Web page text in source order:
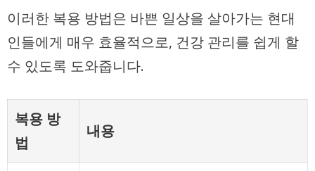
이러한 복용 방법은 바쁜 일상을 살아가는 현대
인들에게 매우 효율적으로, 건강 관리를 쉽게 할
수 있도록 도와줍니다.
복용 방
법
내용